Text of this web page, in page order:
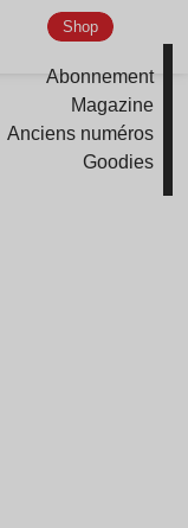
Shop
Abonnement
Magazine
Anciens numéros
Goodies